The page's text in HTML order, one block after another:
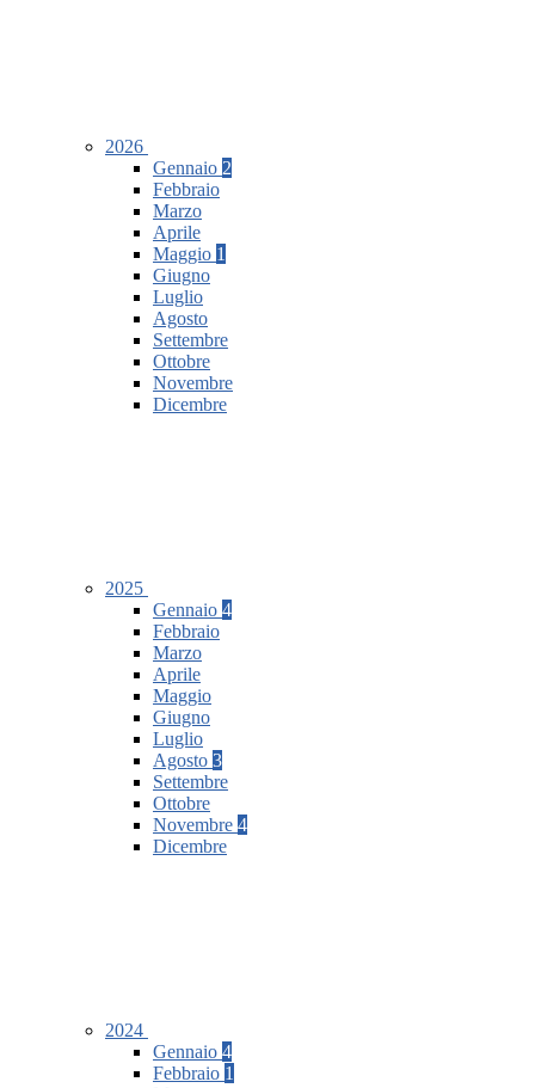
2026
Gennaio 2
Febbraio
Marzo
Aprile
Maggio 1
Giugno
Luglio
Agosto
Settembre
Ottobre
Novembre
Dicembre
2025
Gennaio 4
Febbraio
Marzo
Aprile
Maggio
Giugno
Luglio
Agosto 3
Settembre
Ottobre
Novembre 4
Dicembre
2024
Gennaio 4
Febbraio 1